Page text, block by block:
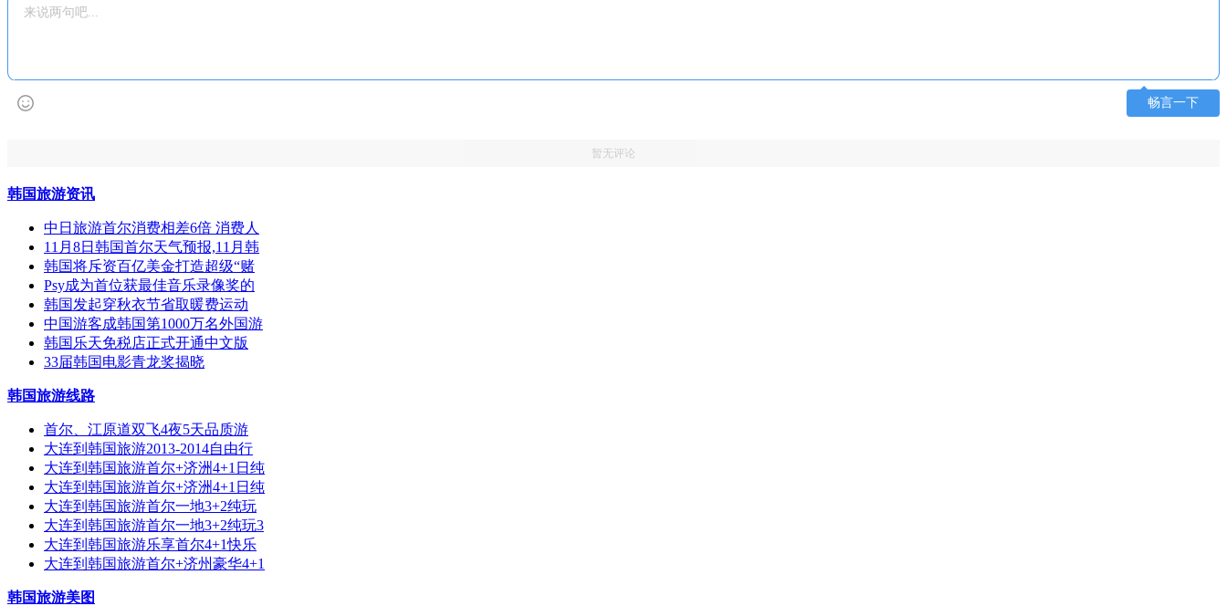
畅言一下
暂无评论
韩国旅游资讯
中日旅游首尔消费相差6倍 消费人
11月8日韩国首尔天气预报,11月韩
韩国将斥资百亿美金打造超级“赌
Psy成为首位获最佳音乐录像奖的
韩国发起穿秋衣节省取暖费运动
中国游客成韩国第1000万名外国游
韩国乐天免税店正式开通中文版
33届韩国电影青龙奖揭晓
韩国旅游线路
首尔、江原道双飞4夜5天品质游
大连到韩国旅游2013-2014自由行
大连到韩国旅游首尔+济洲4+1日纯
大连到韩国旅游首尔+济洲4+1日纯
大连到韩国旅游首尔一地3+2纯玩
大连到韩国旅游首尔一地3+2纯玩3
大连到韩国旅游乐享首尔4+1快乐
大连到韩国旅游首尔+济州豪华4+1
韩国旅游美图